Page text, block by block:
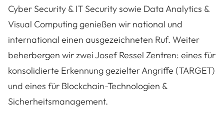
Cyber Security & IT Security sowie Data Analytics &
Visual Computing genießen wir national und
international einen ausgezeichneten Ruf. Weiter
beherbergen wir zwei Josef Ressel Zentren: eines für
konsolidierte Erkennung gezielter Angriffe (TARGET)
und eines für Blockchain-Technologien &
Sicherheitsmanagement.